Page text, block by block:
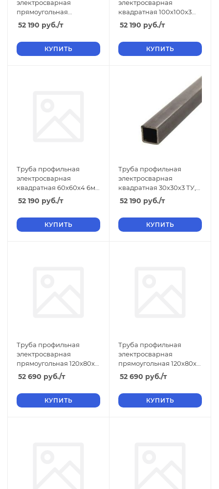
электросварная
прямоугольная
60х30х2.5 ТУ, длина 6 м,
размер b 30 2.50
52 190 руб./т
КУПИТЬ
электросварная
квадратная 100х100х3
ТУ, длина 12 м, стенка 3
52 190 руб./т
КУПИТЬ
Труба профильная
электросварная
квадратная 60х60х4 6м
ТУ, длина 6 м, стенка 4
52 190 руб./т
КУПИТЬ
Труба профильная
электросварная
квадратная 30х30х3 ТУ,
длина 6 м, стенка 3
52 190 руб./т
КУПИТЬ
Труба профильная
электросварная
прямоугольная 120х80х5
ТУ, длина 12 м, размер b
52 690 руб./т
КУПИТЬ
Труба профильная
электросварная
прямоугольная 120х80х4
ТУ, длина 6 м, размер b
52 690 руб./т
КУПИТЬ